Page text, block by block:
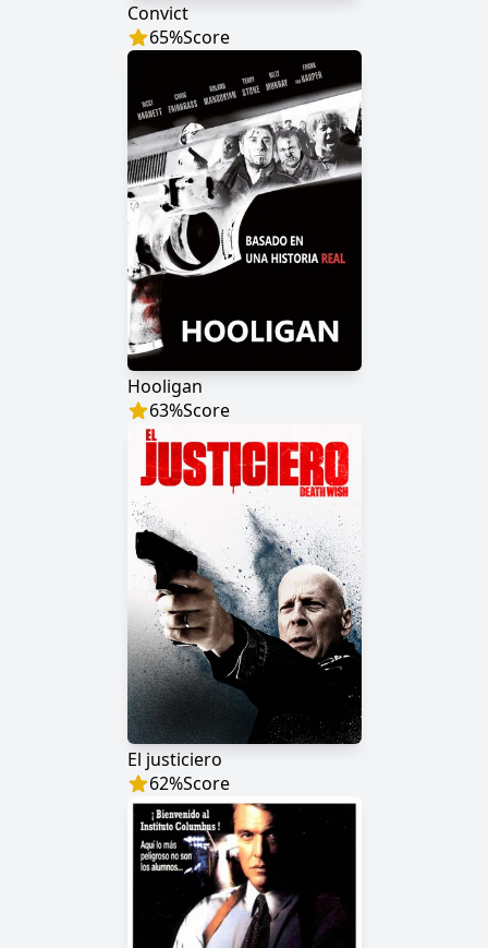
Convict
65%Score
Hooligan
63%Score
El justiciero
62%Score